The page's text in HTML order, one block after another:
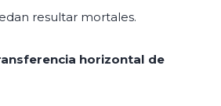
resultar mortales.
horizontal de